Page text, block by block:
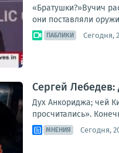
«Братушки?»Вучич
они поставляли
ПАБЛИКИ Сегодня,
Сергей
Дух Анкориджа; чей
просчитались».
МНЕНИЯ Сегодня,